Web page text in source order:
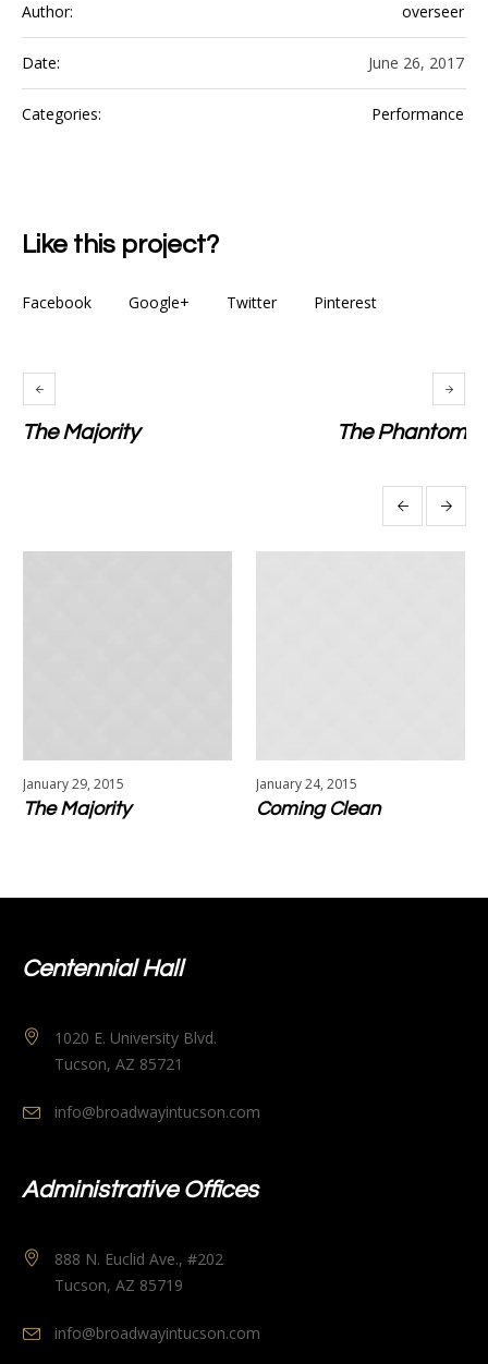
Author: overseer
Date: June 26, 2017
Categories: Performance
Like this project?
Facebook Google+ Twitter Pinterest
The Majority The Phantom
January 29, 2015
The Majority
January 24, 2015
Coming Clean
Centennial Hall
1020 E. University Blvd.
Tucson, AZ 85721
info@broadwayintucson.com
Administrative Offices
888 N. Euclid Ave., #202
Tucson, AZ 85719
info@broadwayintucson.com